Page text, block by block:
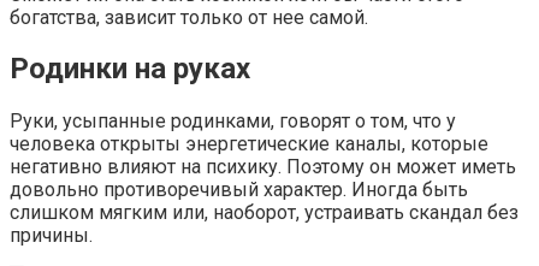
богатства, зависит только от нее самой.
Родинки на руках
Руки, усыпанные родинками, говорят о том, что у
человека открыты энергетические каналы, которые
негативно влияют на психику. Поэтому он может иметь
довольно противоречивый характер. Иногда быть
слишком мягким или, наоборот, устраивать скандал без
причины.